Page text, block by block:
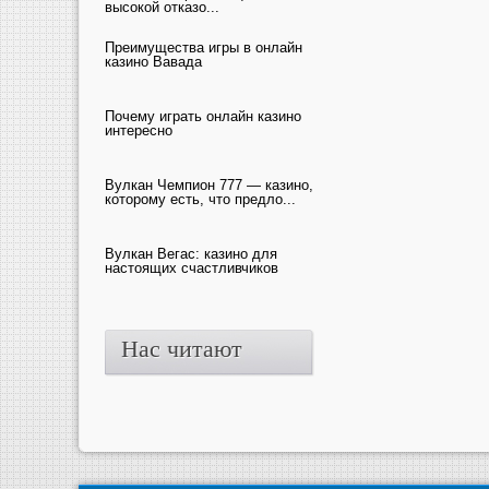
высокой отказо...
Преимущества игры в онлайн
казино Вавада
Почему играть онлайн казино
интересно
Вулкан Чемпион 777 — казино,
которому есть, что предло...
Вулкан Вегас: казино для
настоящих счастливчиков
Нас читают